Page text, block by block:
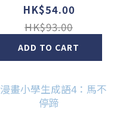
HK$54.00
HK$93.00
ADD TO CART